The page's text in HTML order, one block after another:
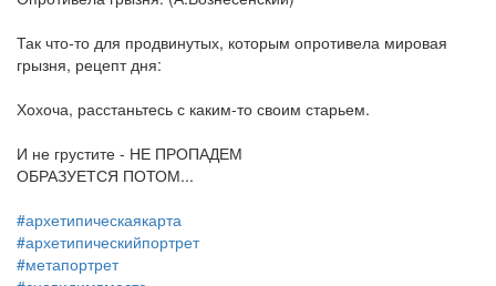
Так что-то для продвинутых, которым опротивела мировая
грызня, рецепт дня:
Хохоча, расстаньтесь с каким-то своим старьем.
И не грустите - НЕ ПРОПАДЕМ
ОБРАЗУЕТСЯ ПОТОМ...
#архетипическаякарта
#архетипическийпортрет
#метапортрет